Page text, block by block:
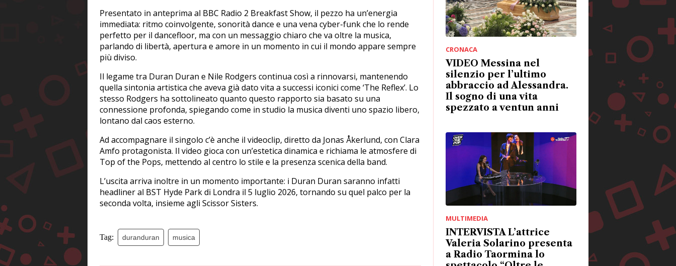
Presentato in anteprima al BBC Radio 2 Breakfast Show, il pezzo ha un’energia
immediata: ritmo coinvolgente, sonorità dance e una vena cyber-funk che lo rende
perfetto per il dancefloor, ma con un messaggio chiaro che va oltre la musica,
parlando di libertà, apertura e amore in un momento in cui il mondo appare sempre
più diviso.
Il legame tra Duran Duran e Nile Rodgers continua così a rinnovarsi, mantenendo
quella sintonia artistica che aveva già dato vita a successi iconici come ‘The Reflex’. Lo
stesso Rodgers ha sottolineato quanto questo rapporto sia basato su una
connessione profonda, spiegando come in studio la musica diventi uno spazio libero,
lontano dal caos esterno.
Ad accompagnare il singolo c’è anche il videoclip, diretto da Jonas Åkerlund, con Clara
Amfo protagonista. Il video gioca con un’estetica dinamica e richiama le atmosfere di
Top of the Pops, mettendo al centro lo stile e la presenza scenica della band.
L’uscita arriva inoltre in un momento importante: i Duran Duran saranno infatti
headliner al BST Hyde Park di Londra il 5 luglio 2026, tornando su quel palco per la
seconda volta, insieme agli Scissor Sisters.
Tag: duranduran musica
CRONACA
VIDEO Messina nel
silenzio per l’ultimo
abbraccio ad Alessandra.
Il sogno di una vita
spezzato a ventun anni
MULTIMEDIA
INTERVISTA L’attrice
Valeria Solarino presenta
a Radio Taormina lo